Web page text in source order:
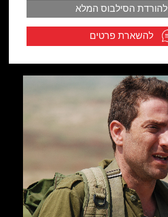
להורדת הסילבוס המלא
להשארת פרטים